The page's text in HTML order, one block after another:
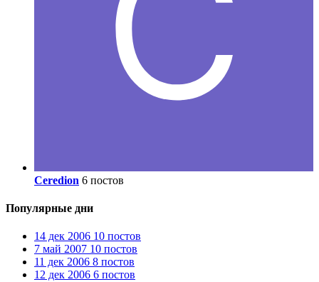
Ceredion 6 постов
Популярные дни
14 дек 2006 10 постов
7 май 2007 10 постов
11 дек 2006 8 постов
12 дек 2006 6 постов